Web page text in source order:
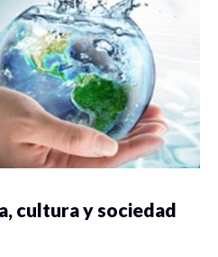
cultura y sociedad